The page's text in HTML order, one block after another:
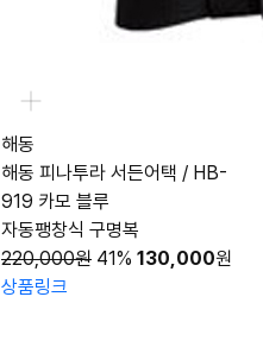
해동
해동 피나투라 서든어택 / HB-
919 카모 블루
자동팽창식 구명복
220,000원 41% 130,000원
상품링크